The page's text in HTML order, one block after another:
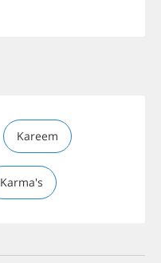
Kareem
Karma's